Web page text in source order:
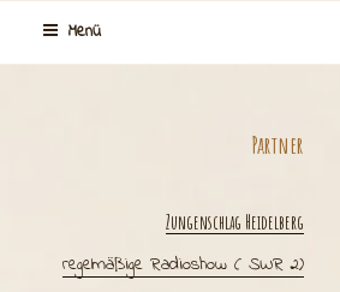
Menü
Partner
Zungenschlag Heidelberg
regelmäßige Radioshow ( SWR 2)